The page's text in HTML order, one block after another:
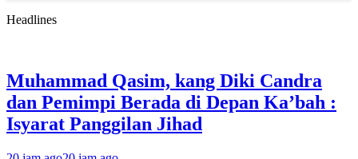
Headlines
Muhammad Qasim, kang Diki Candra
dan Pemimpi Berada di Depan Ka’bah :
Isyarat Panggilan Jihad